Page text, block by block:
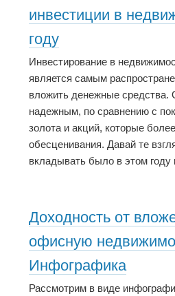
инвестиции в
году
Инвестирование в
является самым
вложить денежные средства.
надежным, по сравнению с
золота и акций, которые
обесценивания. Давай те
вкладывать было в этом году
Доходность от
офисную
Инфографика
Рассмотрим в виде